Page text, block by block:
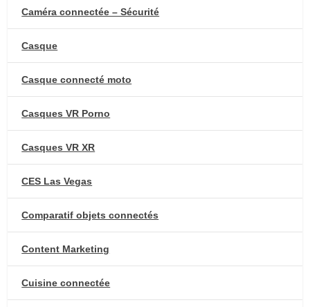
Caméra connectée – Sécurité
Casque
Casque connecté moto
Casques VR Porno
Casques VR XR
CES Las Vegas
Comparatif objets connectés
Content Marketing
Cuisine connectée